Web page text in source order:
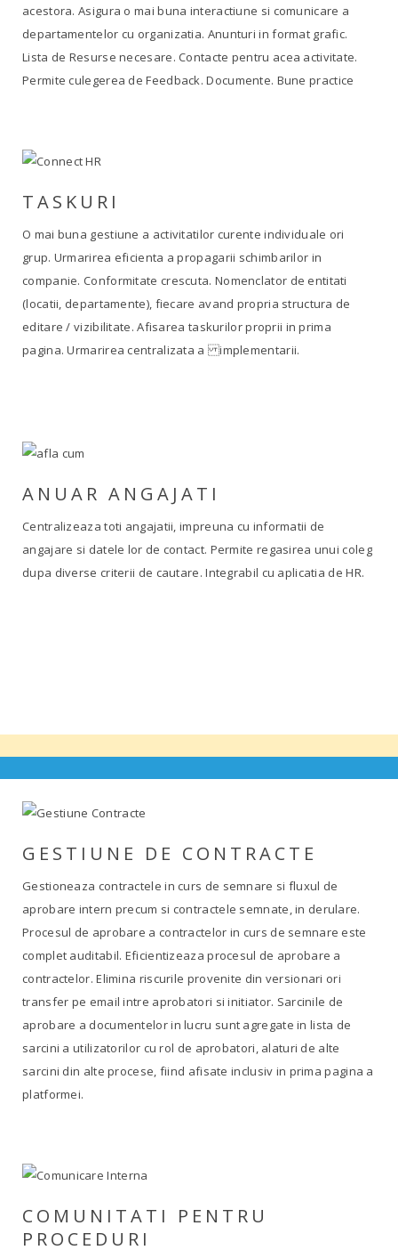
acestora. Asigura o mai buna interactiune si comunicare a
departamentelor cu organizatia. Anunturi in format grafic.
Lista de Resurse necesare. Contacte pentru acea activitate.
Permite culegerea de Feedback. Documente. Bune practice
TASKURI
O mai buna gestiune a activitatilor curente individuale ori
grup. Urmarirea eficienta a propagarii schimbarilor in
companie. Conformitate crescuta. Nomenclator de entitati
(locatii, departamente), fiecare avand propria structura de
editare / vizibilitate. Afisarea taskurilor proprii in prima
pagina. Urmarirea centralizata a implementarii.
ANUAR ANGAJATI
Centralizeaza toti angajatii, impreuna cu informatii de
angajare si datele lor de contact. Permite regasirea unui coleg
dupa diverse criterii de cautare. Integrabil cu aplicatia de HR.
GESTIUNE DE CONTRACTE
Gestioneaza contractele in curs de semnare si fluxul de
aprobare intern precum si contractele semnate, in derulare.
Procesul de aprobare a contractelor in curs de semnare este
complet auditabil. Eficientizeaza procesul de aprobare a
contractelor. Elimina riscurile provenite din versionari ori
transfer pe email intre aprobatori si initiator. Sarcinile de
aprobare a documentelor in lucru sunt agregate in lista de
sarcini a utilizatorilor cu rol de aprobatori, alaturi de alte
sarcini din alte procese, fiind afisate inclusiv in prima pagina a
platformei.
COMUNITATI PENTRU
PROCEDURI